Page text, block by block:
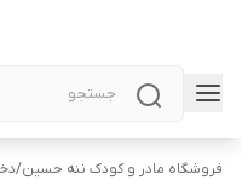
فروشگاه مادر و کودک ننه حسین/